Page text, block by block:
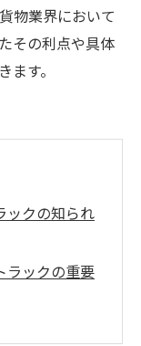
物業界において
その利点や具体
す。
ックの知られ
ラックの重要
トラックの